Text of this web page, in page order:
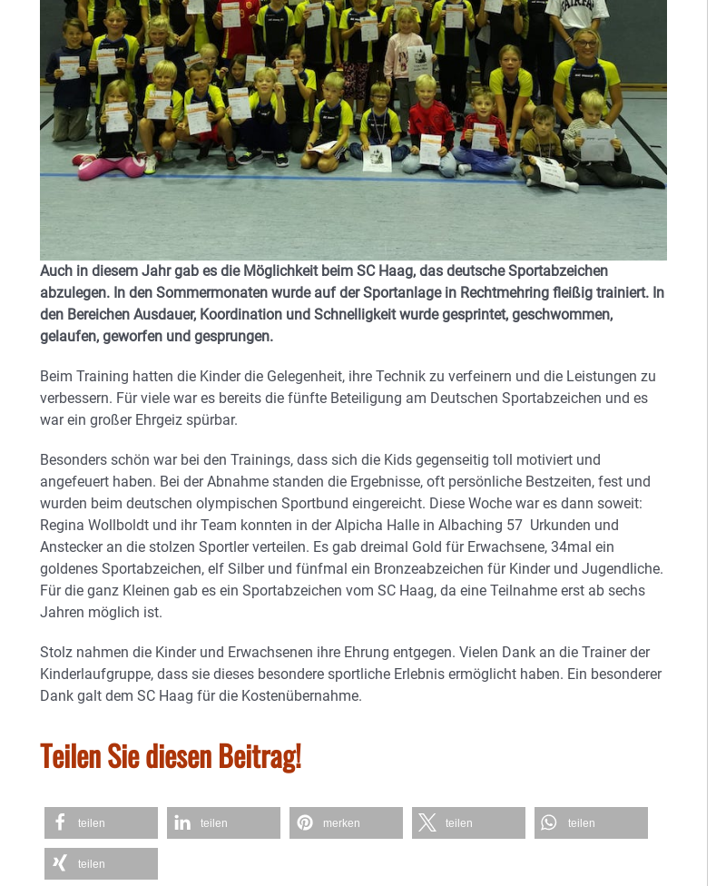
Auch in diesem Jahr gab es die Möglichkeit beim SC Haag, das deutsche Sportabzeichen
abzulegen. In den Sommermonaten wurde auf der Sportanlage in Rechtmehring fleißig trainiert. In
den Bereichen Ausdauer, Koordination und Schnelligkeit wurde gesprintet, geschwommen,
gelaufen, geworfen und gesprungen.
Beim Training hatten die Kinder die Gelegenheit, ihre Technik zu verfeinern und die Leistungen zu
verbessern. Für viele war es bereits die fünfte Beteiligung am Deutschen Sportabzeichen und es
war ein großer Ehrgeiz spürbar.
Besonders schön war bei den Trainings, dass sich die Kids gegenseitig toll motiviert und
angefeuert haben. Bei der Abnahme standen die Ergebnisse, oft persönliche Bestzeiten, fest und
wurden beim deutschen olympischen Sportbund eingereicht. Diese Woche war es dann soweit:
Regina Wollboldt und ihr Team konnten in der Alpicha Halle in Albaching 57 Urkunden und
Anstecker an die stolzen Sportler verteilen. Es gab dreimal Gold für Erwachsene, 34mal ein
goldenes Sportabzeichen, elf Silber und fünfmal ein Bronzeabzeichen für Kinder und Jugendliche.
Für die ganz Kleinen gab es ein Sportabzeichen vom SC Haag, da eine Teilnahme erst ab sechs
Jahren möglich ist.
Stolz nahmen die Kinder und Erwachsenen ihre Ehrung entgegen. Vielen Dank an die Trainer der
Kinderlaufgruppe, dass sie dieses besondere sportliche Erlebnis ermöglicht haben. Ein besonderer
Dank galt dem SC Haag für die Kostenübernahme.
Teilen Sie diesen Beitrag!
teilen teilen merken teilen teilen
teilen